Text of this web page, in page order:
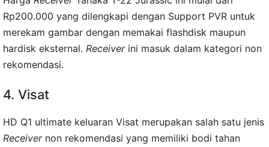
Rp200.000 yang dilengkapi dengan Support PVR untuk
merekam gambar dengan memakai flashdisk maupun
hardisk eksternal. Receiverini masuk dalam kategori non
rekomendasi.
4. Visat
HD Q1 ultimate keluaran Visat merupakan salah satu jenis
Receivernon rekomendasi yang memiliki bodi tahan